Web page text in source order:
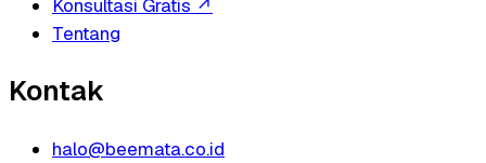
Konsultasi Gratis ↗
Tentang
Kontak
halo@beemata.co.id